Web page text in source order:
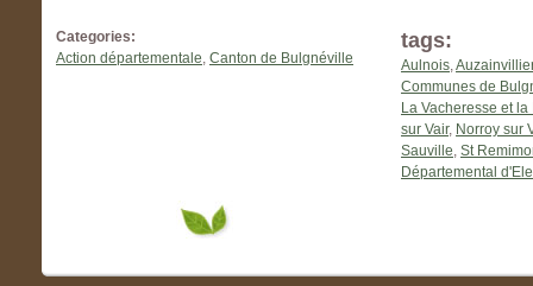
Categories:
Action départementale, Canton de Bulgnéville
tags:
Aulnois,
Communes de
La Vacheresse et
sur Vair, Norroy sur
Sauville, St
Départemental